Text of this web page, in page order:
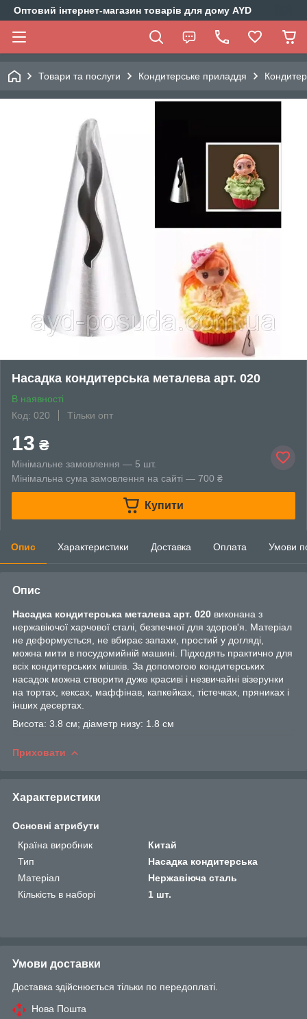
Оптовий інтернет-магазин товарів для дому AYD
Товари та послуги Кондитерське приладдя
Насадка кондитерська металева арт. 020
В наявності
Код: 020
Тільки опт
13 ₴
Мінімальне замовлення — 5 шт.
Мінімальна сума замовлення на сайті — 700 ₴
Купити
Опис Характеристики Доставка Оплата Умови
Опис
Насадка кондитерська металева арт. 020 виконана з
нержавіючої харчової сталі, безпечної для здоров'я. Матеріал
не деформується, не вбирає запахи, простий у догляді,
можна мити в посудомийній машині. Підходять практично для
всіх кондитерських мішків. За допомогою кондитерських
насадок можна створити дуже красиві і незвичайні візерунки
на тортах, кексах, маффінав, капкейках, тістечках, пряниках і
інших десертах.
Висота: 3.8 см; діаметр низу: 1.8 см
Приховати
Характеристики
Основні атрибути
Країна виробник
Китай
Тип
Насадка кондитерська
Матеріал
Нержавіюча сталь
Кількість в наборі
1 шт.
Умови доставки
Доставка здійснюється тільки по передоплаті.
Нова Пошта